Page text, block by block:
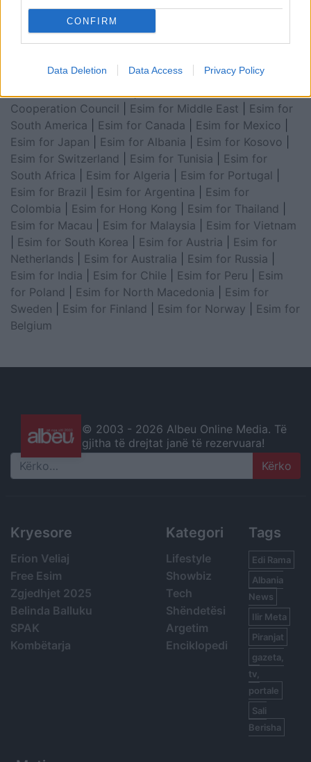
CONFIRM
Data Deletion Data Access Privacy Policy
for Turkey|Esim for Germany|Esim for Greece|Esim
Esim for World Cup 2026
Arabia|Esim for Egypt|Esim for United Arab
for China| Esim for United Kingdom |Esim for Africa
Cooperation Council
Esim for Middle East
Esim for
South America
Esim for Canada Esim for Mexico
Esim for Japan
Esim for Albania Esim for Kosovo
Esim for Switzerland
Esim for Tunisia
Esim for
South Africa
Esim for Algeria Esim for Portugal
Esim for Brazil
Esim for Argentina
Esim for
Colombia
Esim for Hong Kong Esim for Thailand
Esim for Macau
Esim for Malaysia
Esim for Vietnam
Esim for South Korea Esim for Austria
Esim for
Netherlands
Esim for Australia Esim for Russia
Esim for India
Esim for Chile Esim for Peru
Esim
for Poland
Esim for North Macedonia
Esim for
Sweden
Esim for Finland Esim for Norway
Esim for
Belgium
© 2003 - 2026 Albeu Online Media. Të
gjitha të drejtat janë të rezervuara!
Search
Kryesore
Erion Veliaj
Free Esim
Zgjedhjet 2025
Belinda Balluku
SPAK
Kombëtarja
Kategori
Lifestyle
Showbiz
Tech
Shëndetësi
Argetim
Enciklopedi
Tags
Edi Rama
Albania
News
Ilir Meta
Piranjat
gazeta,
tv,
portale
Sali
Berisha